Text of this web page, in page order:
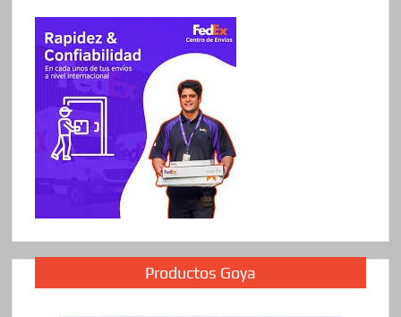
Productos Goya